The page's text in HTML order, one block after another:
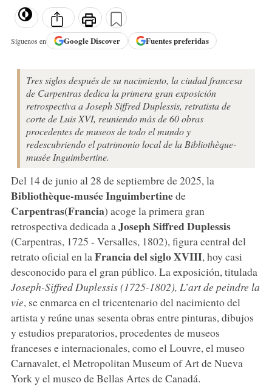
Síguenos en GoogleDiscover Fuentes preferidas
Tres siglos después de su nacimiento, la ciudad francesa
de Carpentras dedica la primera gran exposición
retrospectiva a Joseph Siffred Duplessis, retratista de
corte de Luis XVI, reuniendo más de 60 obras
procedentes de museos de todo el mundo y
redescubriendo el patrimonio local de la Bibliothèque-
musée Inguimbertine.
Del 14 de junio al 28 de septiembre de 2025, la
Bibliothèque-musée Inguimbertinede
Carpentras(Francia) acoge la primera gran
retrospectiva dedicada a JosephSiffredDuplessis
(Carpentras, 1725 - Versalles, 1802), figura central del
retrato oficial en la Francia del siglo XVIII, hoy casi
desconocido para el gran público. La exposición, titulada
Joseph-Siffred Duplessis (1725-1802), L’art de peindre la
vie, se enmarca en el tricentenario del nacimiento del
artista y reúne unas sesenta obras entre pinturas, dibujos
y estudios preparatorios, procedentes de museos
franceses e internacionales, como el Louvre, el museo
Carnavalet, el Metropolitan Museum of Art de Nueva
York y el museo de Bellas Artes de Canadá.